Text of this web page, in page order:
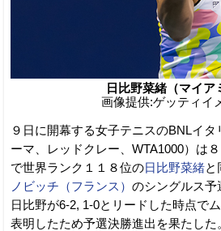
日比野菜緒（マイア
画像提供:ゲッティイ
９日に開幕する女子テニスのBNLイタ
ーマ、レッドクレー、WTA1000）は
で世界ランク１１８位の日比野菜緒と
ノビッチ（フランス） のシングルス予
日比野が6-2, 1-0とリードした時点で
表明したため予選決勝進出を果たした